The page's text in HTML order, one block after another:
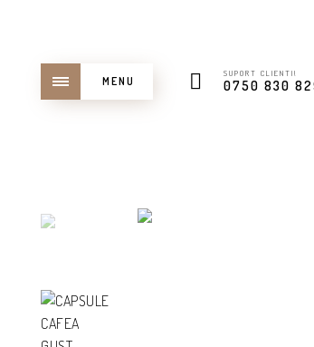
MENU
SUPORT CLIENTI!
0750 830